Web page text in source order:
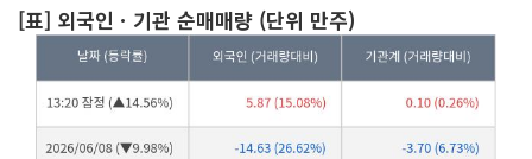
[표] 외국인ㆍ기관 순매매량 (단위 만주)